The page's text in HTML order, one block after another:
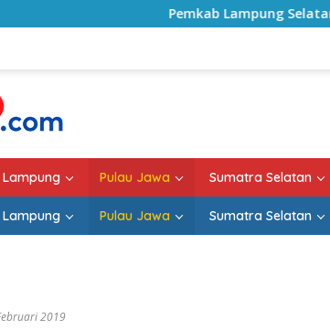
Pemkab Lampung Selatan Mulai
Lampung Pulau Jawa Sumatra Selatan
Lampung Pulau Jawa Sumatra Selatan
2019